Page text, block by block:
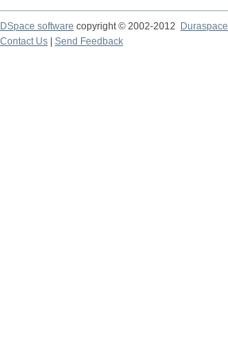
DSpace software copyright © 2002-2012
Duraspace
Contact Us
Send Feedback